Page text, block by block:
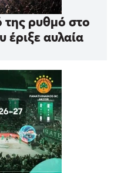
ρυθμό στο
αυλαία